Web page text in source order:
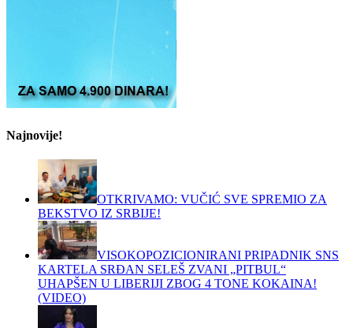
Najnovije!
OTKRIVAMO: VUČIĆ SVE SPREMIO ZA
BEKSTVO IZ SRBIJE!
VISOKOPOZICIONIRANI PRIPADNIK SNS
KARTELA SRĐAN SELEŠ ZVANI „PITBUL“
UHAPŠEN U LIBERIJI ZBOG 4 TONE KOKAINA!
(VIDEO)